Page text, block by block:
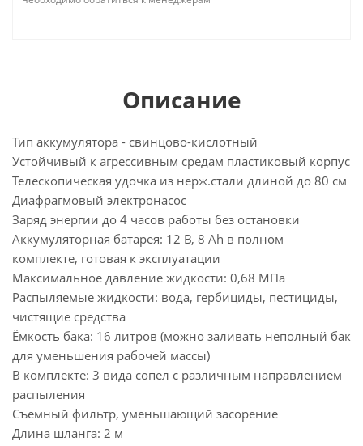
Описание
Тип аккумулятора - свинцово-кислотный
Устойчивый к агрессивным средам пластиковый корпус
Телескопическая удочка из нерж.стали длиной до 80 см
Диафрагмовый электронасос
Заряд энергии до 4 часов работы без остановки
Аккумуляторная батарея: 12 В, 8 Аh в полном
комплекте, готовая к эксплуатации
Максимальное давление жидкости: 0,68 МПа
Распыляемые жидкости: вода, гербициды, пестициды,
чистящие средства
Ёмкость бака: 16 литров (можно заливать неполный бак
для уменьшения рабочей массы)
В комплекте: 3 вида сопел с различным направлением
распыления
Съемный фильтр, уменьшающий засорение
Длина шланга: 2 м